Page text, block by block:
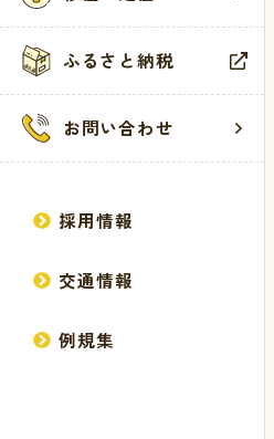
ふるさと納税
お問い合わせ
採用情報
交通情報
例規集